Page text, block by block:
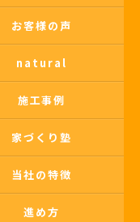
お客様の声
natural
施工事例
家づくり塾
当社の特徴
進め方